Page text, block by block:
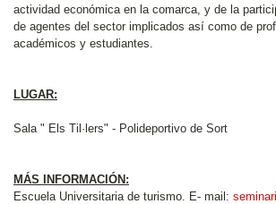
actividad económica en la comarca, y de la
de agentes del sector implicados así como de
académicos y estudiantes.
LUGAR:
Sala " Els Til·lers" - Polideportivo de Sort
MÁS INFORMACIÓN:
Escuela Universitaria de turismo. E- mail: